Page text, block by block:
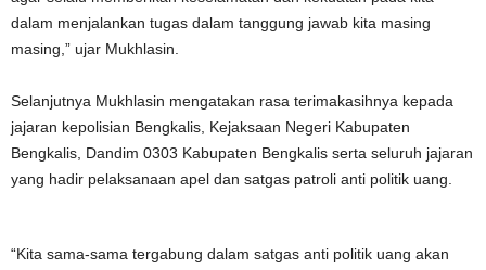
dalam menjalankan tugas dalam tanggung jawab kita masing
masing,” ujar Mukhlasin.
Selanjutnya Mukhlasin mengatakan rasa terimakasihnya kepada
jajaran kepolisian Bengkalis, Kejaksaan Negeri Kabupaten
Bengkalis, Dandim 0303 Kabupaten Bengkalis serta seluruh jajaran
yang hadir pelaksanaan apel dan satgas patroli anti politik uang.
“Kita sama-sama tergabung dalam satgas anti politik uang akan